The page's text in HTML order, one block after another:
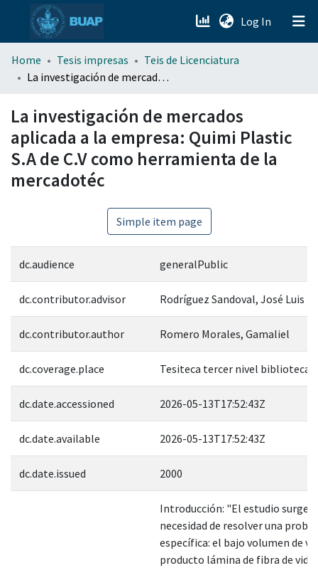
Log In (current)
menu.section.about_menu
Home Tesis impresas
Teis de Licenciatura
La investigación de mercados aplicada a la empresa: Quimi Plastic S.A de C.V como herramienta de la mercadotéc
La investigación de mercados
aplicada a la empresa: Quimi Plastic
S.A de C.V como herramienta de la
mercadotéc
Simple item page
dc.audience generalPublic
dc.contributor.advisor Rodríguez Sandoval, José Luis
dc.contributor.author Romero Morales, Gamaliel
dc.coverage.place Tesiteca tercer nivel biblioteca
dc.date.accessioned 2026-05-13T17:52:43Z
dc.date.available 2026-05-13T17:52:43Z
dc.date.issued 2000
Introducción: "El estudio surge
necesidad de resolver una
específica: el bajo volumen de
producto lámina de fibra de